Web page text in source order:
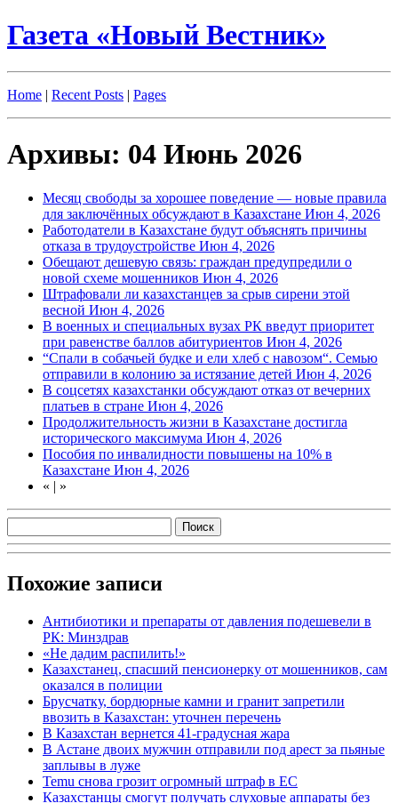
Газета «Новый Вестник»
Home | Recent Posts | Pages
Архивы: 04 Июнь 2026
Месяц свободы за хорошее поведение — новые правила
для заключённых обсуждают в Казахстане Июн 4, 2026
Работодатели в Казахстане будут объяснять причины
отказа в трудоустройстве Июн 4, 2026
Обещают дешевую связь: граждан предупредили о
новой схеме мошенников Июн 4, 2026
Штрафовали ли казахстанцев за срыв сирени этой
весной Июн 4, 2026
В военных и специальных вузах РК введут приоритет
при равенстве баллов абитуриентов Июн 4, 2026
“Спали в собачьей будке и ели хлеб с навозом“. Семью
отправили в колонию за истязание детей Июн 4, 2026
В соцсетях казахстанки обсуждают отказ от вечерних
платьев в стране Июн 4, 2026
Продолжительность жизни в Казахстане достигла
исторического максимума Июн 4, 2026
Пособия по инвалидности повышены на 10% в
Казахстане Июн 4, 2026
« | »
Похожие записи
Антибиотики и препараты от давления подешевели в
РК: Минздрав
«Не дадим распилить!»
Казахстанец, спасший пенсионерку от мошенников, сам
оказался в полиции
Брусчатку, бордюрные камни и гранит запретили
ввозить в Казахстан: уточнен перечень
В Казахстан вернется 41-градусная жара
В Астане двоих мужчин отправили под арест за пьяные
заплывы в луже
Temu снова грозит огромный штраф в ЕС
Казахстанцы смогут получать слуховые аппараты без